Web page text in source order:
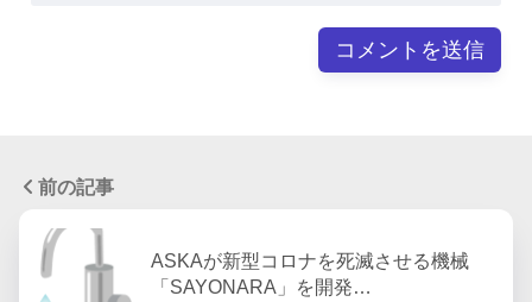
前の記事
ASKAが新型コロナを死滅させる機械
「SAYONARA」を開発…